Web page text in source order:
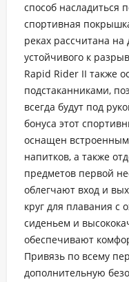
способ насладиться
спортивная
реках рассчитана на
устойчивого к
Rapid Rider II также
подстаканниками,
всегда будут под
бонуса этот
оснащен встроенным
напитков, а также
предметов первой
облегчают вход и
круг для плавания
сиденьем и
обеспечивают
Привязь по всему
дополнительную